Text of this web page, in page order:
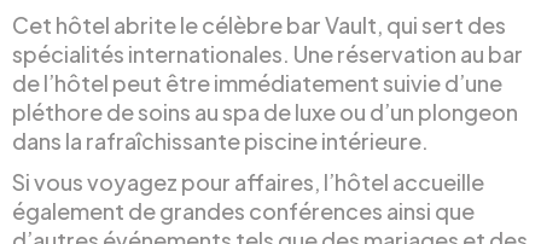
Cet hôtel abrite le célèbre bar Vault, qui sert des
spécialités internationales. Une réservation au bar
de l’hôtel peut être immédiatement suivie d’une
pléthore de soins au spa de luxe ou d’un plongeon
dans la rafraîchissante piscine intérieure.
Si vous voyagez pour affaires, l’hôtel accueille
également de grandes conférences ainsi que